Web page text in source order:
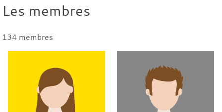
Les membres
134 membres